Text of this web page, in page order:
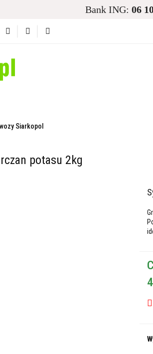
Bank ING: 06
Siarkopol
potasu 2kg